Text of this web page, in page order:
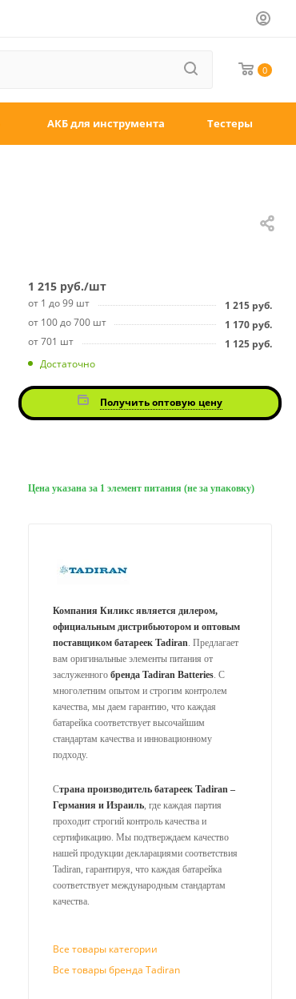
0
АКБ для инструмента Тестеры
1 215 руб./шт
от 1 до 99 шт 1 215 руб.
от 100 до 700 шт
1 170 руб.
от 701 шт
1 125 руб.
Достаточно
Получить оптовую цену
Цена указана за 1 элемент питания (не за упаковку)
Компания Киликс является дилером,
официальным дистрибьютором и оптовым
поставщиком батареек Tadiran . Предлагает
вам оригинальные элементы питания от
заслуженного бренда Tadiran Batteries . С
многолетним опытом и строгим контролем
качества, мы даем гарантию, что каждая
батарейка соответствует высочайшим
стандартам качества и инновационному
подходу.
Страна производитель батареек Tadiran –
Германия и Израиль, где каждая партия
проходит строгий контроль качества и
сертификацию. Мы подтверждаем качество
нашей продукции декларациями соответствия
Tadiran, гарантируя, что каждая батарейка
соответствует международным стандартам
качества.
Все товары категории
Все товары бренда Tadiran